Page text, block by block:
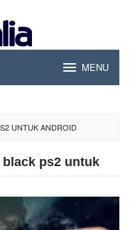
MENU
UNTUK ANDROID
ps2 untuk